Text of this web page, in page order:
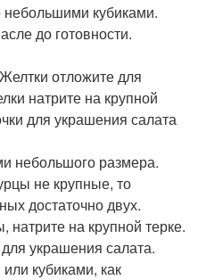
небольшими кубиками.
до готовности.
отложите для
натрите на крупной
для украшения салата
небольшого размера.
не крупные, то
достаточно двух.
натрите на крупной терке.
украшения салата.
кубиками, как